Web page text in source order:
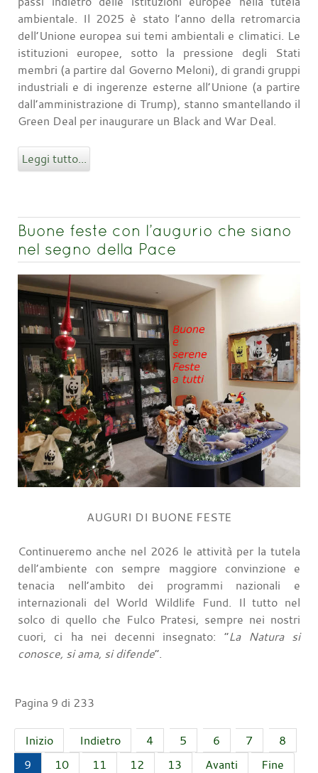
ambientale. Il 2025 è stato l’anno della retromarcia
dell’Unione europea sui temi ambientali e climatici. Le
istituzioni europee, sotto la pressione degli Stati
membri (a partire dal Governo Meloni), di grandi gruppi
industriali e di ingerenze esterne all’Unione (a partire
dall’amministrazione di Trump), stanno smantellando il
Green Deal per inaugurare un Black and War Deal.
Leggi tutto...
Buone feste con l’augurio che siano
nel segno della Pace
AUGURI DI BUONE FESTE
Continueremo anche nel 2026 le attività per la tutela
dell’ambiente con sempre maggiore convinzione e
tenacia nell’ambito dei programmi nazionali e
internazionali del World Wildlife Fund. Il tutto nel
solco di quello che Fulco Pratesi, sempre nei nostri
cuori, ci ha nei decenni insegnato: “La Natura si
conosce, si ama, si difende”.
Pagina 9 di 233
Inizio Indietro 4 5 6 7
8
9
10 11 12 13 Avanti Fine